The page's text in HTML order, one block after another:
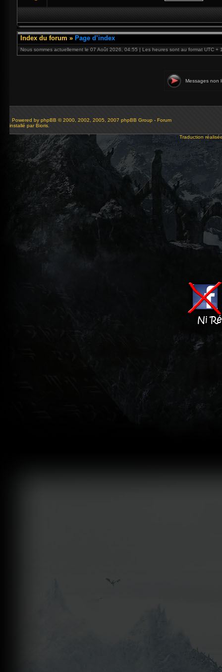
Index du forum » Page d’index
Nous sommes actuellement le 07 Août 2026, 04:55 | Les heures sont au format UTC +
Messages non
Powered by phpBB © 2000, 2002, 2005, 2007 phpBB Group - Forum
installé par Bioris.
Traduction